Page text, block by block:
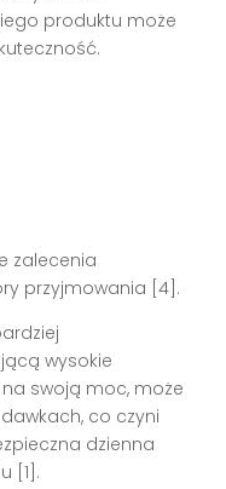
produktu może
zalecenia
przyjmowania [4].
wysokie
swoją moc, może
co czyni
dzienna
[1].